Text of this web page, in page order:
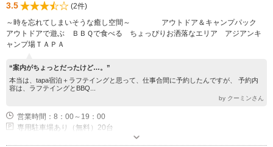
3.5
(2件)
～時を忘れてしまいそうな癒し空間～ アウトドア＆キャンプパック
アウトドアで遊ぶ ＢＢＱで食べる ちょっぴりお洒落なエリア アジアンキ
ャンプ場ＴＡＰＡ
“案内がちょっとだったけど…。”
本当は、tapa宿泊＋ラフテイングと思って、仕事合間に予約したんですが、 予約内
容は、ラフテイングとBBQ...
by クーミンさん
営業時間：8：00～19：00
専用駐車場あり（無料）20台